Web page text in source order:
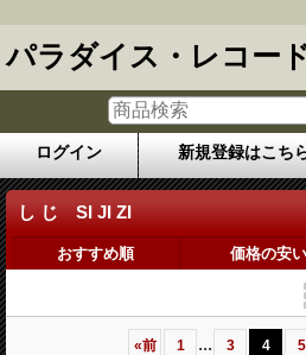
パラダイス・レコー
ログイン 新規登録はこち
し じ SI JI ZI
おすすめ順 価格の安
«前 1 ... 3 4 5